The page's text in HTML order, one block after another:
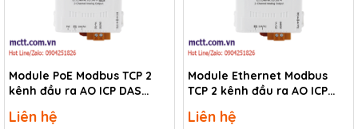
Module PoE Modbus TCP 2
kênh đầu ra AO ICP DAS
Liên hệ
Module Ethernet Modbus
TCP 2 kênh đầu ra AO ICP
Liên hệ